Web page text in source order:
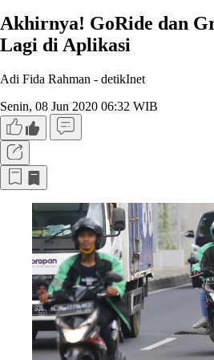
Akhirnya! GoRide dan
Lagi di Aplikasi
Adi Fida Rahman - detikInet
Senin, 08 Jun 2020 06:32 WIB